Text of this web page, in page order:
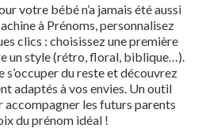
votre bébé n’a jamais été aussi
à Prénoms, personnalisez
clics : choisissez une première
un style (rétro, floral, biblique…).
s’occuper du reste et découvrez
adaptés à vos envies. Un outil
les futurs parents
du prénom idéal !